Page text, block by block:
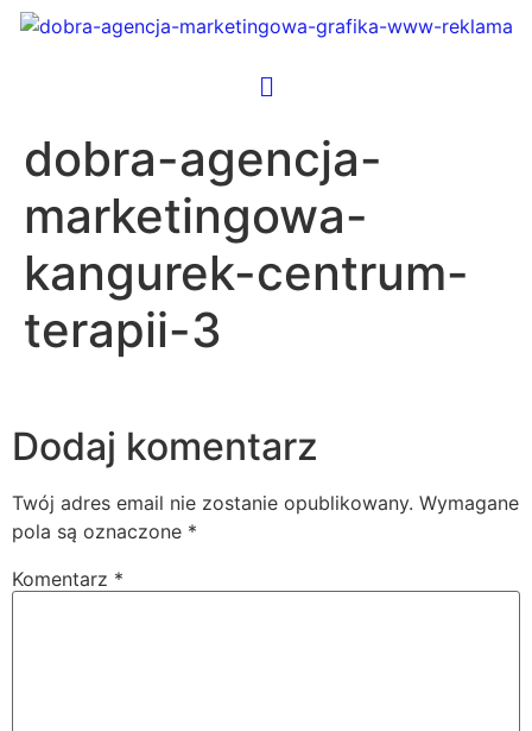
dobra-agencja-
marketingowa-
kangurek-centrum-
terapii-3
Dodaj komentarz
Twój adres email nie zostanie opublikowany. Wymagane
pola są oznaczone *
Komentarz *